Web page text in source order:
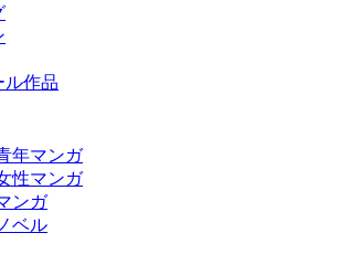
ル作品
年マンガ
性マンガ
ンガ
ベル